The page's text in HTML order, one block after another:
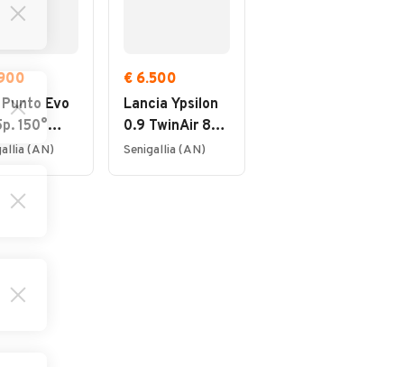
Evo
150°
Power
(AN)
€ 6.500
Lancia Ypsilon
0.9 TwinAir 85
CV 5 porte
Senigallia (AN)